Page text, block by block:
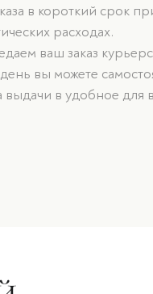
в короткий срок
расходах.
ваш заказ
вы можете
выдачи в удобное для